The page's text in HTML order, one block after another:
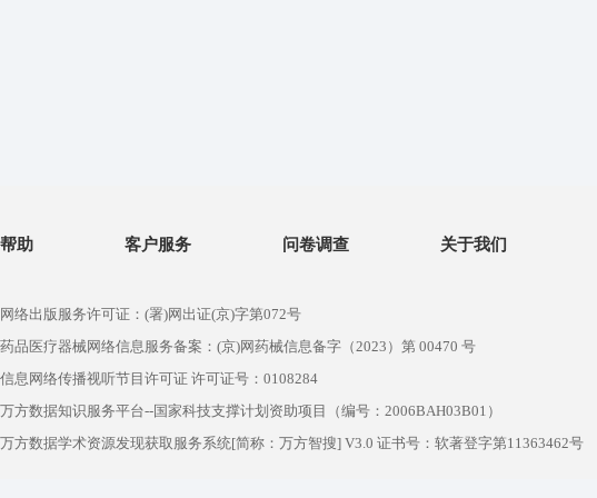
帮助 客户服务 问卷调查 关于我们
网络出版服务许可证：(署)网出证(京)字第072号
药品医疗器械网络信息服务备案：(京)网药械信息备字（2023）第 00470 号
信息网络传播视听节目许可证 许可证号：0108284
万方数据知识服务平台--国家科技支撑计划资助项目（编号：2006BAH03B01）
万方数据学术资源发现获取服务系统[简称：万方智搜] V3.0 证书号：软著登字第11363462号